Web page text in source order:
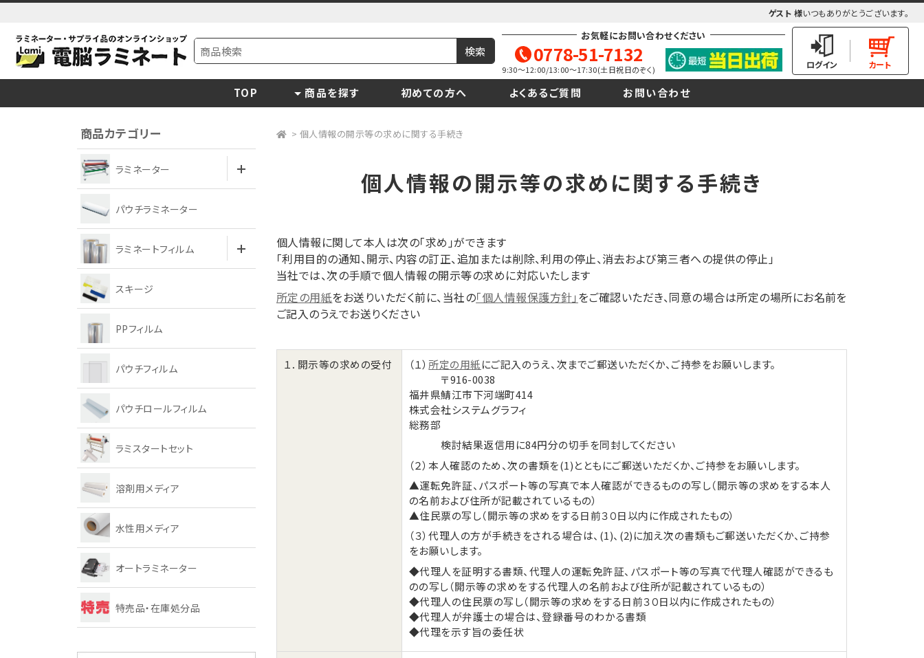
ゲスト 様いつもありがとうございます。
お気軽にお問い合わせください
0778-51-7132
9:30～12:00/13:00～17:30(土日祝日のぞく)
TOP 商品を探す 初めての方へ よくあるご質問 お問い合わせ
> 個人情報の開示等の求めに関する手続き
個人情報の開示等の求めに関する手続き
個人情報に関して本人は次の「求め」ができます
「利用目的の通知、開示、内容の訂正、追加または削除、利用の停止、消去および第三者への提供の停止」
当社では、次の手順で個人情報の開示等の求めに対応いたします
所定の用紙をお送りいただく前に、当社の「個人情報保護方針」をご確認いただき、同意の場合は所定の場所にお名前を
ご記入のうえでお送りください
１．開示等の求めの受付 （１） 所定の用紙にご記入のうえ、次までご郵送いただくか、ご持参をお願いします。
〒916-0038
福井県鯖江市下河端町414
株式会社システムグラフィ
総務部
検討結果返信用に84円分の切手を同封してください
（２）本人確認のため、次の書類を(1)とともにご郵送いただくか、ご持参をお願いします。
▲運転免許証、パスポート等の写真で本人確認ができるものの写し（開示等の求めをする本人
の名前および住所が記載されているもの）
▲住民票の写し（開示等の求めをする日前３０日以内に作成されたもの）
（３）代理人の方が手続きをされる場合は、(1)、(2)に加え次の書類もご郵送いただくか、ご持参
をお願いします。
◆代理人を証明する書類、代理人の運転免許証、パスポート等の写真で代理人確認ができるも
のの写し（開示等の求めをする代理人の名前および住所が記載されているもの）
◆代理人の住民票の写し（開示等の求めをする日前３０日以内に作成されたもの）
◆代理人が弁護士の場合は、登録番号のわかる書類
◆代理を示す旨の委任状
商品カテゴリー
ラミネーター
パウチラミネーター
ラミネートフィルム
スキージ
PPフィルム
パウチフィルム
パウチロールフィルム
ラミスタートセット
溶剤用メディア
水性用メディア
オートラミネーター
特売品・在庫処分品